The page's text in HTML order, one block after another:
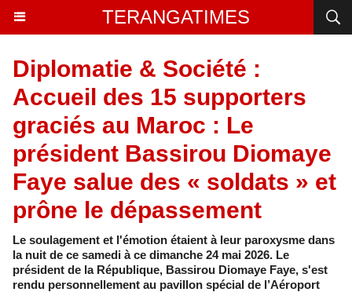
TERANGATIMES
Diplomatie & Société :
Accueil des 15 supporters
graciés au Maroc : Le
président Bassirou Diomaye
Faye salue des « soldats » et
prône le dépassement
Le soulagement et l'émotion étaient à leur paroxysme dans
la nuit de ce samedi à ce dimanche 24 mai 2026. Le
président de la République, Bassirou Diomaye Faye, s'est
rendu personnellement au pavillon spécial de l’Aéroport